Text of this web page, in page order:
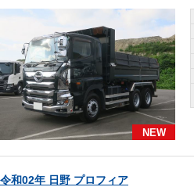
NEW
令和02年 日野 プロフィア